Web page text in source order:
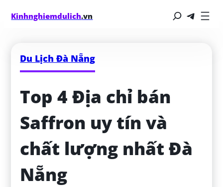
Kinhnghiemdulich.vn
Du Lịch Đà Nẵng
Top 4 Địa chỉ bán
Saffron uy tín và
chất lượng nhất Đà
Nẵng